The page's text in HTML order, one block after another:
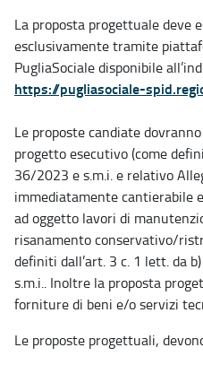
La proposta progettuale deve
esclusivamente tramite
PugliaSociale disponibile
https://pugliasociale-
Le proposte candiate
progetto esecutivo (come
36/2023 e s.m.i. e relativo
immediatamente cantierabile
ad oggetto lavori di
risanamento conservativo/
definiti dall’art. 3 c. 1 lett. da
s.m.i.. Inoltre la proposta
forniture di beni e/o servizi
Le proposte progettuali,